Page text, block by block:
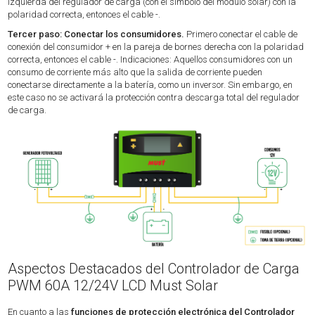
polaridad correcta, entonces el cable -.
Tercer paso: Conectar los consumidores. Primero conectar el cable de
conexión del consumidor + en la pareja de bornes derecha con la polaridad
correcta, entonces el cable -. Indicaciones: Aquellos consumidores con un
consumo de corriente más alto que la salida de corriente pueden
conectarse directamente a la batería, como un inversor. Sin embargo, en
este caso no se activará la protección contra descarga total del regulador
de carga.
Aspectos Destacados del Controlador de Carga
PWM 60A 12/24V LCD Must Solar
En cuanto a lasfunciones de protección electrónica del Controlador